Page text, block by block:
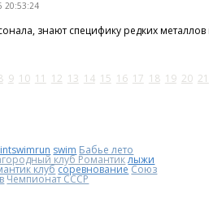
20:53:24
знают специфику редких
9 10 11 12 13 14 15 16 17 18 19 20 21
swim Бабье лето
клуб Романтиклыжи
клубсоревнованиеСоюз
Чемпионат СССР